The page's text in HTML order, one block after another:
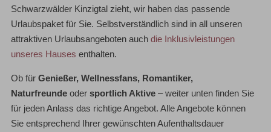
Schwarzwälder Kinzigtal zieht, wir haben das passende
Urlaubspaket für Sie. Selbstverständlich sind in all unseren
attraktiven Urlaubsangeboten auchdie Inklusivleistungen
unseres Hauses enthalten.
Ob fürGenießer, Wellnessfans, Romantiker,
Naturfreundeodersportlich Aktive – weiter unten finden Sie
für jeden Anlass das richtige Angebot. Alle Angebote können
Sie entsprechend Ihrer gewünschten Aufenthaltsdauer